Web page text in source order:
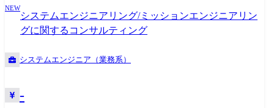
ア、NTTデータ、富士ソフトなど、IT業界を牽引するトップ企業と安定
的な取引を行っております。当社社員は、プロダクションカンパニーの
一員として様々なクライアントのプロジェクトに参画。1つの会社に長年
す!
NEW
システムエンジニアリング/ミッションエンジニアリン
グに関するコンサルティング
システムエンジニア（業務系）
-